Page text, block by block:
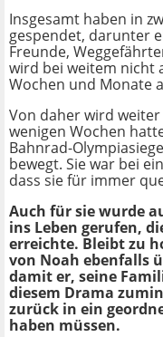
Insgesamt haben in
gespendet, darunter
Freunde,
wird bei weitem nicht
Wochen und Monate
Von daher wird
wenigen Wochen
Bahnrad-
bewegt. Sie war bei
dass sie für immer
Auch für sie wurde
ins Leben gerufen,
erreichte. Bleibt zu
von Noah ebenfalls
damit er, seine
diesem Drama
zurück in ein
haben müssen.